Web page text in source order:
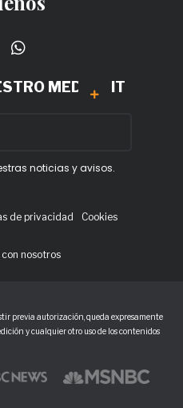
MEDIA KIT
noticias y avisos.
de privacidad Cookies
nosotros
previa autorización, queda expresamente
y cualquier otro uso de los contenidos